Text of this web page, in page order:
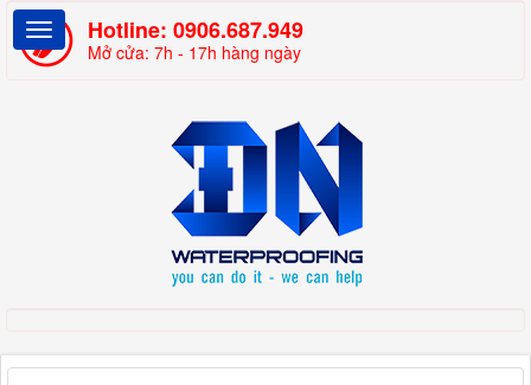
Hotline: 0906.687.949
Mở cửa: 7h - 17h hàng ngày